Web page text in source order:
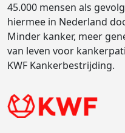
45.000 mensen als
hiermee in Nederland
Minder kanker, meer
van leven voor
KWF Kankerbestrijding.